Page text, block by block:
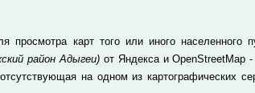
карт того или иного населенного
район Адыгеи)от Яндекса и OpenStreetMap -
на одном из картографических